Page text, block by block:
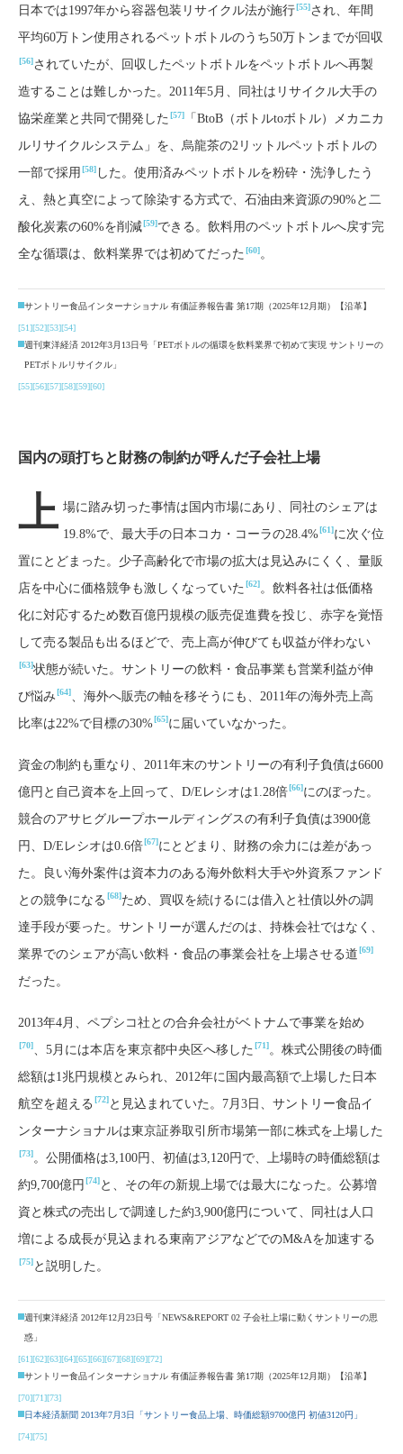
日本では1997年から容器包装リサイクル法が施行[55]され、年間
平均60万トン使用されるペットボトルのうち50万トンまでが回収
[56]されていたが、回収したペットボトルをペットボトルへ再製
造することは難しかった。2011年5月、同社はリサイクル大手の
協栄産業と共同で開発した [57]
「BtoB（ボトルtoボトル）メカニカ
ルリサイクルシステム」を、烏龍茶の2リットルペットボトルの
一部で採用 [58] した。使用済みペットボトルを粉砕・洗浄したう
え、熱と真空によって除染する方式で、石油由来資源の90%と二
酸化炭素の60%を削減[59]できる。飲料用のペットボトルへ戻す完
全な循環は、飲料業界では初めてだった [60]。
サントリー食品インターナショナル 有価証券報告書 第17期（2025年12月期）【沿革】
[51][52][53][54]
週刊東洋経済 2012年3月13日号「PETボトルの循環を飲料業界で初めて実現 サントリーの
PETボトルリサイクル」
[55][56][57][58][59][60]
国内の頭打ちと財務の制約が呼んだ子会社上場
上 場に踏み切った事情は国内市場にあり、同社のシェアは
19.8%で、最大手の日本コカ・コーラの28.4%[61]に次ぐ位
置にとどまった。少子高齢化で市場の拡大は見込みにくく、量販
店を中心に価格競争も激しくなっていた [62]。飲料各社は低価格
化に対応するため数百億円規模の販売促進費を投じ、赤字を覚悟
して売る製品も出るほどで、売上高が伸びても収益が伴わない
[63]状態が続いた。サントリーの飲料・食品事業も営業利益が伸
び悩み[64]
、海外へ販売の軸を移そうにも、2011年の海外売上高
比率は22%で目標の30%[65]に届いていなかった。
資金の制約も重なり、2011年末のサントリーの有利子負債は6600
億円と自己資本を上回って、D/Eレシオは1.28倍[66]にのぼった。
競合のアサヒグループホールディングスの有利子負債は3900億
円、D/Eレシオは0.6倍[67]にとどまり、財務の余力には差があっ
た。良い海外案件は資本力のある海外飲料大手や外資系ファンド
との競争になる [68]ため、買収を続けるには借入と社債以外の調
達手段が要った。サントリーが選んだのは、持株会社ではなく、
業界でのシェアが高い飲料・食品の事業会社を上場させる道[69]
だった。
2013年4月、ペプシコ社との合弁会社がベトナムで事業を始め
[70] 、5月には本店を東京都中央区へ移した [71]。株式公開後の時価
総額は1兆円規模とみられ、2012年に国内最高額で上場した日本
航空を超える [72]と見込まれていた。7月3日、サントリー食品イ
ンターナショナルは東京証券取引所市場第一部に株式を上場した
[73]。公開価格は3,100円、初値は3,120円で、上場時の時価総額は
約9,700億円 [74]と、その年の新規上場では最大になった。公募増
資と株式の売出しで調達した約3,900億円について、同社は人口
増による成長が見込まれる東南アジアなどでのM&Aを加速する
[75]と説明した。
週刊東洋経済 2012年12月23日号「NEWS&REPORT 02 子会社上場に動くサントリーの思
惑」
[61][62][63][64][65][66][67][68][69][72]
サントリー食品インターナショナル 有価証券報告書 第17期（2025年12月期）【沿革】
[70][71][73]
日本経済新聞 2013年7月3日「サントリー食品上場、時価総額9700億円 初値3120円」
[74][75]